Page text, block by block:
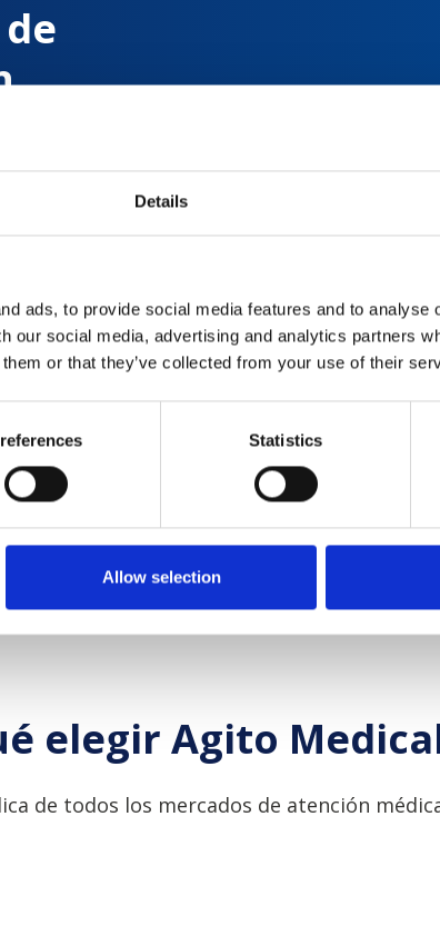
Details
ads, to provide social media features and to analyse
our social media, advertising and analytics partners
or that they’ve collected from your use of their
Statistics
Allow selection
elegir Agito
de todos los mercados de atención